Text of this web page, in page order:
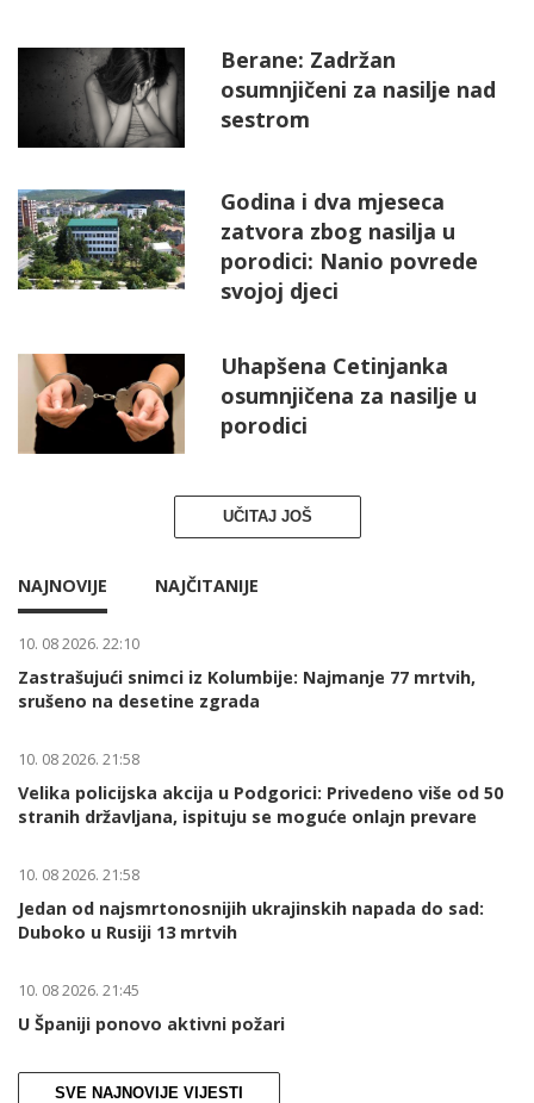
Berane: Zadržan
osumnjičeni za nasilje nad
sestrom
Godina i dva mjeseca
zatvora zbog nasilja u
porodici: Nanio povrede
svojoj djeci
Uhapšena Cetinjanka
osumnjičena za nasilje u
porodici
UČITAJ JOŠ
NAJNOVIJE NAJČITANIJE
10. 08 2026. 22:10
Zastrašujući snimci iz Kolumbije: Najmanje 77 mrtvih,
srušeno na desetine zgrada
10. 08 2026. 21:58
Velika policijska akcija u Podgorici: Privedeno više od 50
stranih državljana, ispituju se moguće onlajn prevare
10. 08 2026. 21:58
Jedan od najsmrtonosnijih ukrajinskih napada do sad:
Duboko u Rusiji 13 mrtvih
10. 08 2026. 21:45
U Španiji ponovo aktivni požari
SVE NAJNOVIJE VIJESTI